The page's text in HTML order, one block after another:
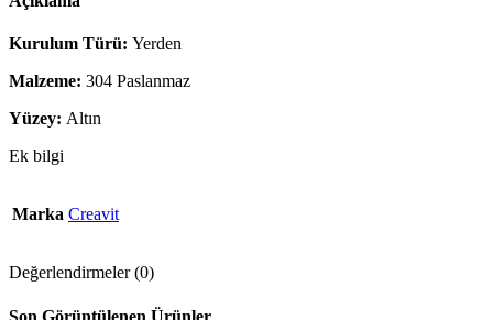
Kurulum Türü: Yerden
Malzeme: 304 Paslanmaz
Yüzey: Altın
Ek bilgi
Marka Creavit
Değerlendirmeler (0)
Son Görüntülenen Ürünler